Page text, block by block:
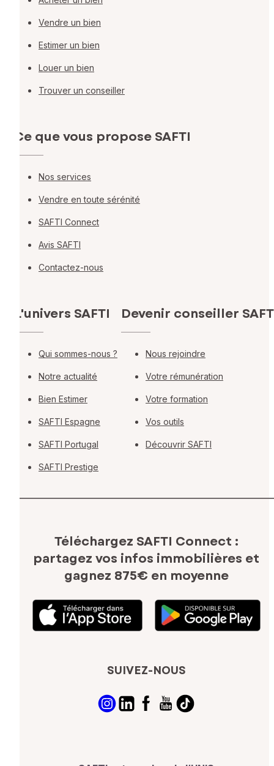
Vendre un bien
Estimer un bien
Louer un bien
Trouver un conseiller
Ce que vous propose SAFTI
Nos services
Vendre en toute sérénité
SAFTI Connect
Avis SAFTI
Contactez-nous
L'univers SAFTI
Qui sommes-nous ?
Notre actualité
Bien Estimer
SAFTI Espagne
SAFTI Portugal
SAFTI Prestige
Devenir conseiller
Nous rejoindre
Votre rémunération
Votre formation
Vos outils
Découvrir SAFTI
Téléchargez SAFTI Connect :
partagez vos infos immobilières et
gagnez 875€ en moyenne
SUIVEZ-NOUS